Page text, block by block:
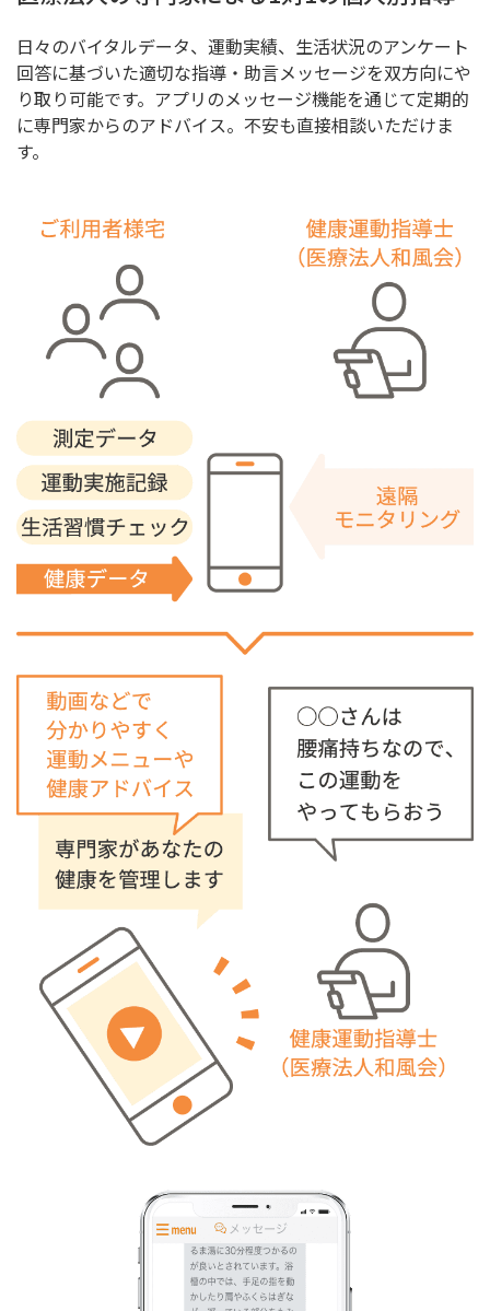
日々のバイタルデータ、運動実績、生活状況のアンケート
回答に基づいた適切な指導・助言メッセージを双方向にや
り取り可能です。アプリのメッセージ機能を通じて定期的
に専門家からのアドバイス。不安も直接相談いただけま
す。